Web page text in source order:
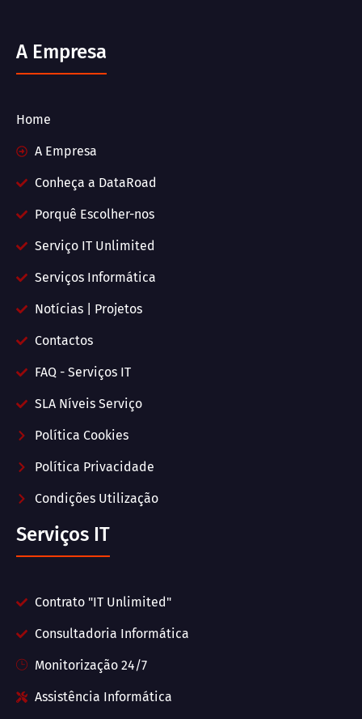
A Empresa
Home
A Empresa
Conheça a DataRoad
Porquê Escolher-nos
Serviço IT Unlimited
Serviços Informática
Notícias | Projetos
Contactos
FAQ - Serviços IT
SLA Níveis Serviço
Política Cookies
Política Privacidade
Condições Utilização
Serviços IT
Contrato "IT Unlimited"
Consultadoria Informática
Monitorização 24/7
Assistência Informática